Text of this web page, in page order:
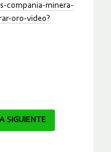
compania-minera-
oro-video?
SIGUIENTE